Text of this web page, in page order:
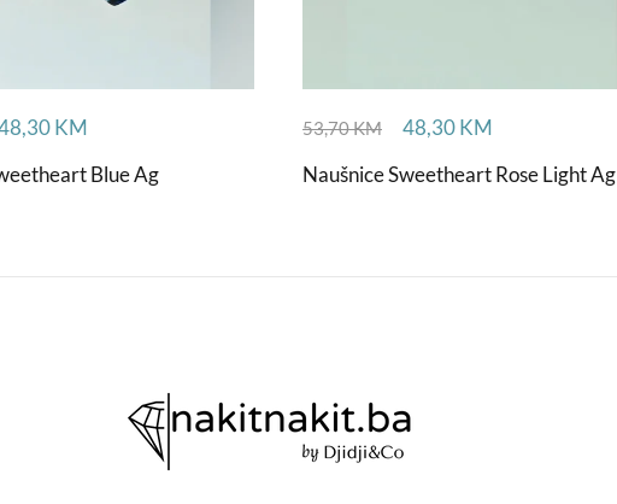
KM
Blue Ag
53,70KM 48,30KM
Naušnice Sweetheart Rose Light Ag